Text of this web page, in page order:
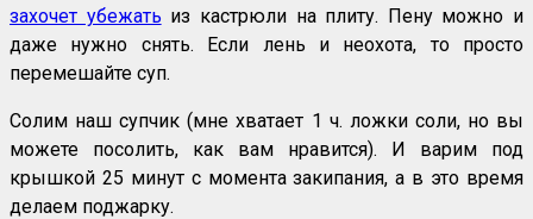
захочет убежать из кастрюли на плиту. Пену можно и
даже нужно снять. Если лень и неохота, то просто
перемешайте суп.
Солим наш супчик (мне хватает 1 ч. ложки соли, но вы
можете посолить, как вам нравится). И варим под
крышкой 25 минут с момента закипания, а в это время
делаем поджарку.